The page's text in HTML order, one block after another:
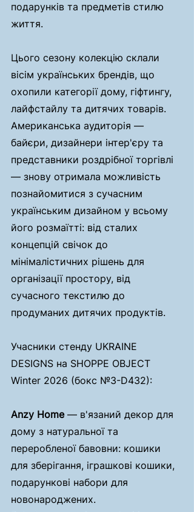
подарунків та предметів стилю
життя.
Цього сезону колекцію склали
вісім українських брендів, що
охопили категорії дому, гіфтингу,
лайфстайлу та дитячих товарів.
Американська аудиторія —
байєри, дизайнери інтер'єру та
представники роздрібної торгівлі
— знову отримала можливість
познайомитися з сучасним
українським дизайном у всьому
його розмаїтті: від сталих
концепцій свічок до
мінімалістичних рішень для
організації простору, від
сучасного текстилю до
продуманих дитячих продуктів.
Учасники стенду UKRAINE
DESIGNS на SHOPPE OBJECT
Winter 2026 (бокс №3-D432):
Anzy Home — в'язаний декор для
дому з натуральної та
переробленої бавовни: кошики
для зберігання, іграшкові кошики,
подарункові набори для
новонароджених.